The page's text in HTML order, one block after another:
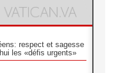
respect et sagesse
les «défis urgents»